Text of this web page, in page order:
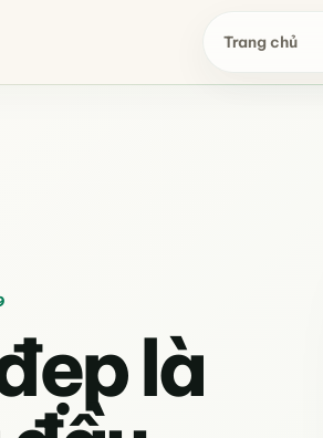
Trang chủ
là